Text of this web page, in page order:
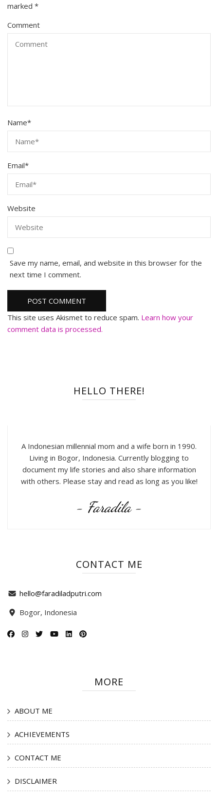
marked *
Comment
Name*
Email*
Website
Save my name, email, and website in this browser for the
next time I comment.
This site uses Akismet to reduce spam. Learn how your
comment data is processed.
HELLO THERE!
A Indonesian millennial mom and a wife born in 1990.
Living in Bogor, Indonesia. Currently blogging to
document my life stories and also share information
with others. Please stay and read as long as you like!
- Faradila -
CONTACT ME
hello@faradiladputri.com
Bogor, Indonesia
MORE
ABOUT ME
ACHIEVEMENTS
CONTACT ME
DISCLAIMER